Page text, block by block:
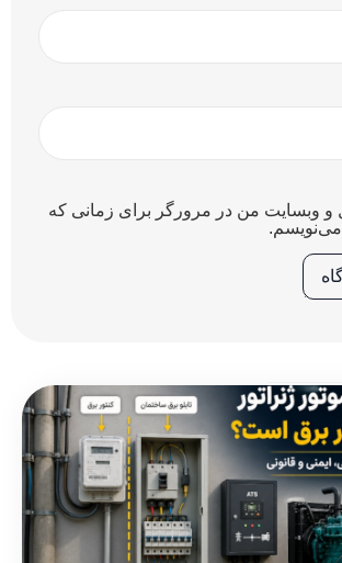
و وبسایت من در مرورگر برای زمانی که
می‌نویسم.